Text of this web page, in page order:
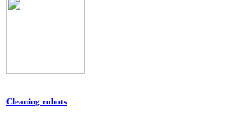
Cleaning robots